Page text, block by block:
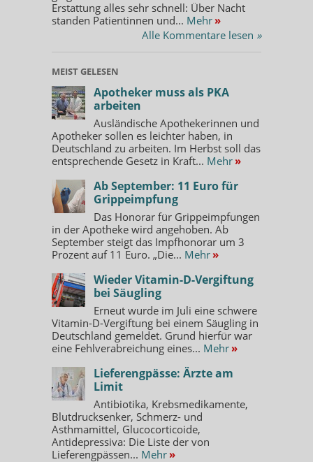
Erstattung alles sehr schnell: Über Nacht
standen Patientinnen und... Mehr »
Alle Kommentare lesen »
MEIST GELESEN
Apotheker muss als PKA
arbeiten
Ausländische Apothekerinnen und
Apotheker sollen es leichter haben, in
Deutschland zu arbeiten. Im Herbst soll das
entsprechende Gesetz in Kraft... Mehr »
Ab September: 11 Euro für
Grippeimpfung
Das Honorar für Grippeimpfungen
in der Apotheke wird angehoben. Ab
September steigt das Impfhonorar um 3
Prozent auf 11 Euro. „Die... Mehr »
Wieder Vitamin-D-Vergiftung
bei Säugling
Erneut wurde im Juli eine schwere
Vitamin-D-Vergiftung bei einem Säugling in
Deutschland gemeldet. Grund hierfür war
eine Fehlverabreichung eines... Mehr »
Lieferengpässe: Ärzte am
Limit
Antibiotika, Krebsmedikamente,
Blutdrucksenker, Schmerz- und
Asthmamittel, Glucocorticoide,
Antidepressiva: Die Liste der von
Lieferengpässen... Mehr »